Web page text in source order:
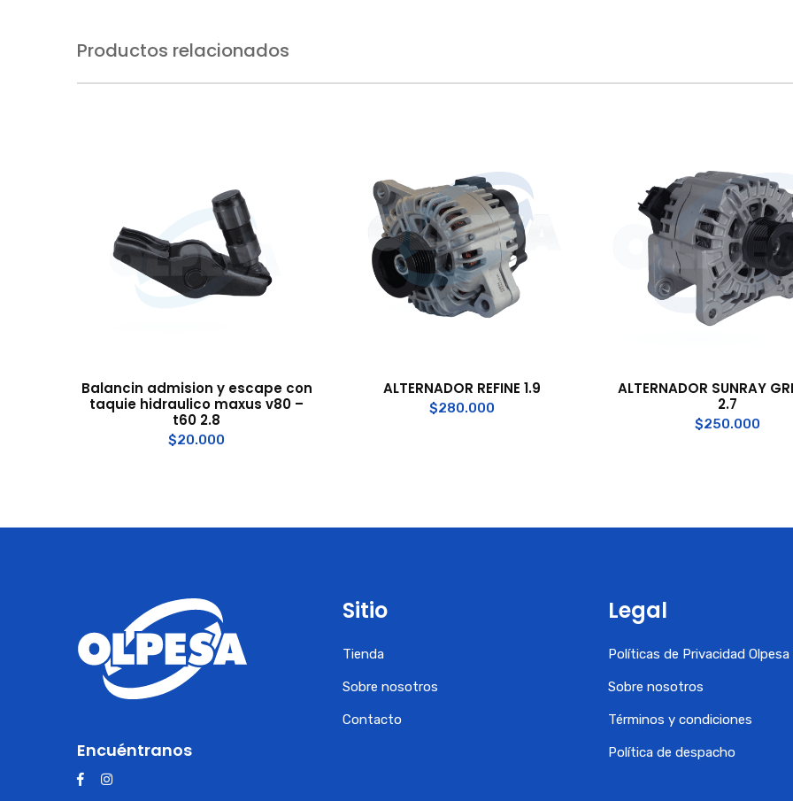
Productos relacionados
Balancin admision y escape con
taquie hidraulico maxus v80 –
t60 2.8
$20.000
ALTERNADOR REFINE 1.9
$280.000
ALTERNADOR SUNRAY
2.7
$250.000
Encuéntranos
Sitio
Tienda
Sobre nosotros
Contacto
Legal
Políticas de Privacidad Olpesa
Sobre nosotros
Términos y condiciones
Política de despacho